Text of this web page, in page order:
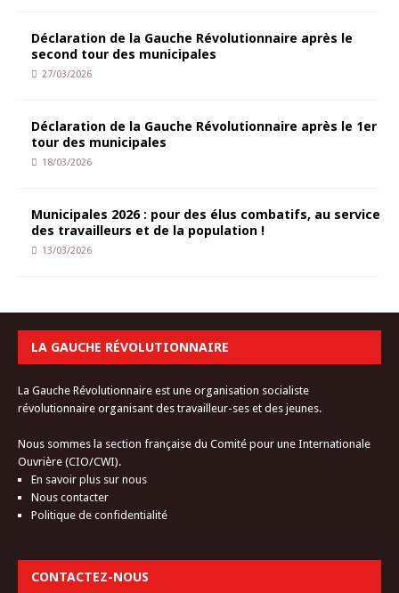
Déclaration de la Gauche Révolutionnaire après le
second tour des municipales
27/03/2026
Déclaration de la Gauche Révolutionnaire après le 1er
tour des municipales
18/03/2026
Municipales 2026 : pour des élus combatifs, au service
des travailleurs et de la population !
13/03/2026
LA GAUCHE RÉVOLUTIONNAIRE
La Gauche Révolutionnaire est une organisation socialiste
révolutionnaire organisant des travailleur-ses et des jeunes.
Nous sommes la section française du Comité pour une Internationale
Ouvrière (CIO/CWI).
En savoir plus sur nous
Nous contacter
Politique de confidentialité
CONTACTEZ-NOUS